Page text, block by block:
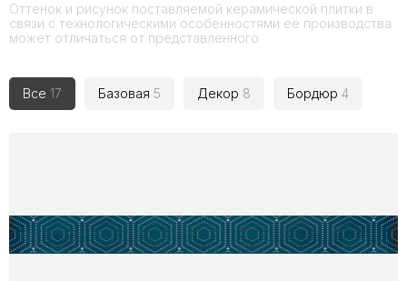
Оттенок и рисунок поставляемой керамической плитки в
связи с технологическими особенностями её производства
может отличаться от представленного
Все 17 Базовая 5 Декор 8 Бордюр 4